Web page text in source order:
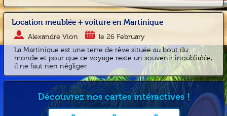
Location meublée + voiture en Martinique
Alexandre Vion
le 26 February
La Martinique est une terre de rêve située au bout du
monde et pour que ce voyage reste un souvenir inoubliable,
il ne faut rien négliger.
Découvrez nos cartes intéractives !